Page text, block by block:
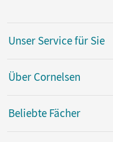
Unser Service für Sie
Über Cornelsen
Beliebte Fächer